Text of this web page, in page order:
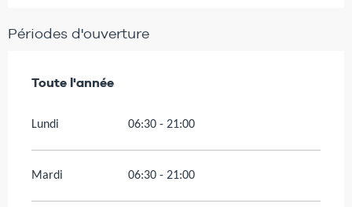
Périodes d'ouverture
Toute l'année
Toute l'année
Lundi 06:30 - 21:00
Mardi 06:30 - 21:00